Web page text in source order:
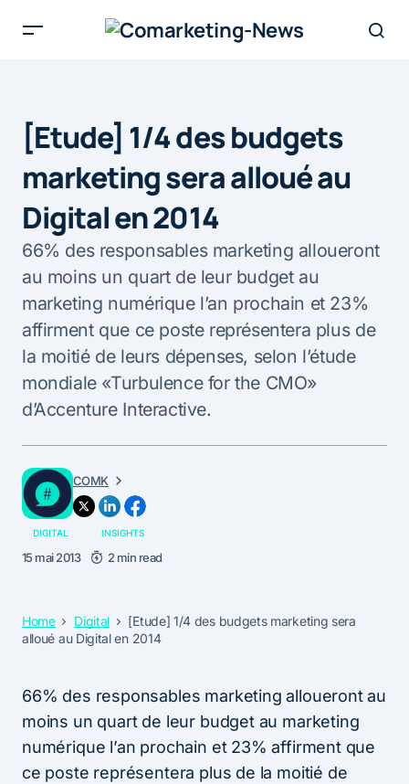
[Etude] 1/4 des budgets
marketing sera alloué au
Digital en 2014
66% des responsables marketing alloueront
au moins un quart de leur budget au
marketing numérique l’an prochain et 23%
affirment que ce poste représentera plus de
la moitié de leurs dépenses, selon l’étude
mondiale «Turbulence for the CMO»
d’Accenture Interactive.
COMK
DIGITAL INSIGHTS
15 mai 2013 2 min read
Home Digital
[Etude] 1/4 des budgets marketing sera
alloué au Digital en 2014
66% des responsables marketing alloueront au
moins un quart de leur budget au marketing
numérique l’an prochain et 23% affirment que
ce poste représentera plus de la moitié de